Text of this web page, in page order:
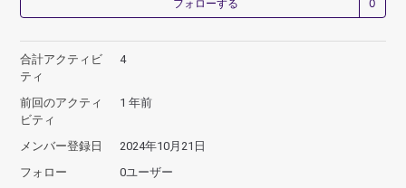
フォローする
合計アクティビ
ティ
4
前回のアクティ
ビティ
1 年前
メンバー登録日
2024年10月21日
フォロー
0ユーザー